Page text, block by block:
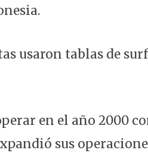
usaron tablas de
en el año 2000
sus